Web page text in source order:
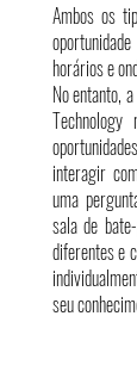
Ambos os
horários e
No entanto,
interagir
uma
sala de
diferentes e
seu